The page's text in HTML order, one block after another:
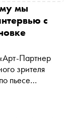
Юдину
Сашин
попасть в
и сколько
по итогам
мы
с
Партнер
зрителя
пьесе
Виталий